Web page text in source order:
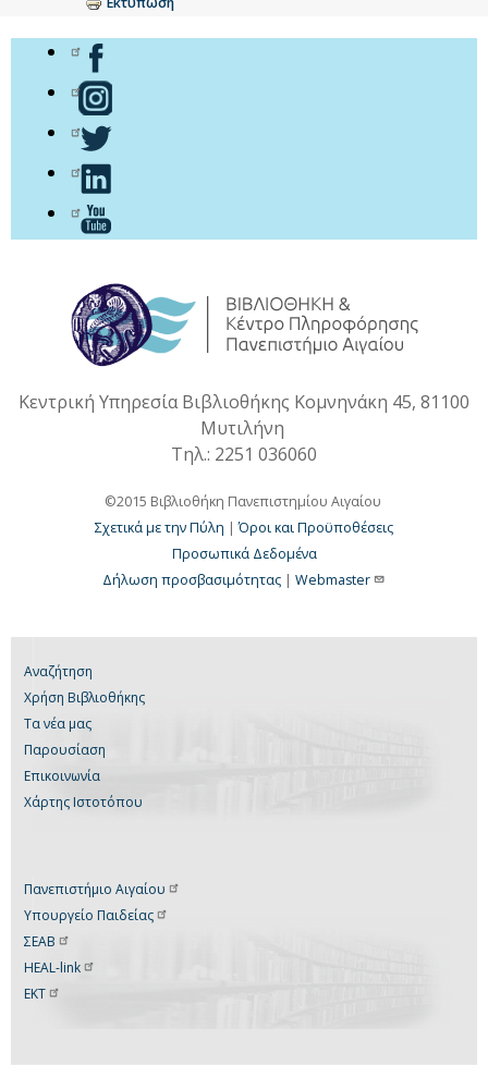
Κεντρική Υπηρεσία Βιβλιοθήκης Κομνηνάκη 45, 81100
Μυτιλήνη
Τηλ.: 2251 036060
©2015 Βιβλιοθήκη Πανεπιστημίου Αιγαίου
Σχετικά με την Πύλη |Όροι και Προϋποθέσεις
Προσωπικά Δεδομένα
Δήλωση προσβασιμότητας | Webmaster
Αναζήτηση
Χρήση Βιβλιοθήκης
Τα νέα μας
Παρουσίαση
Επικοινωνία
Χάρτης Ιστοτόπου
Πανεπιστήμιο Αιγαίου
Υπουργείο Παιδείας
ΣΕΑΒ
HEAL-link
ΕΚΤ